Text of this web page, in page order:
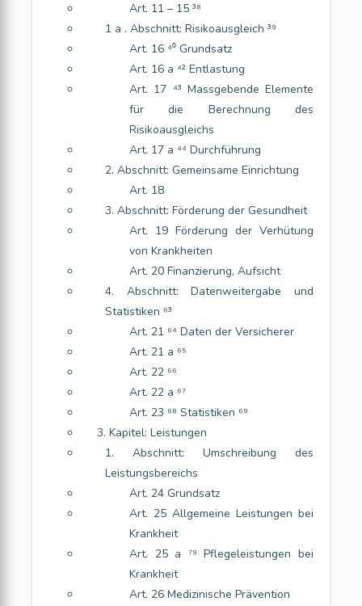
Art. 11 – 15 ³⁸
1 a . Abschnitt: Risikoausgleich ³⁹
Art. 16 ⁴⁰ Grundsatz
Art. 16 a ⁴² Entlastung
Art. 17 ⁴³ Massgebende Elemente
für die Berechnung des
Risikoausgleichs
Art. 17 a ⁴⁴ Durchführung
2. Abschnitt: Gemeinsame Einrichtung
Art. 18
3. Abschnitt: Förderung der Gesundheit
Art. 19 Förderung der Verhütung
von Krankheiten
Art. 20 Finanzierung, Aufsicht
4. Abschnitt: Datenweitergabe und
Statistiken ⁶³
Art. 21 ⁶⁴ Daten der Versicherer
Art. 21 a ⁶⁵
Art. 22 ⁶⁶
Art. 22 a ⁶⁷
Art. 23 ⁶⁸ Statistiken ⁶⁹
3. Kapitel: Leistungen
1. Abschnitt: Umschreibung des
Leistungsbereichs
Art. 24 Grundsatz
Art. 25 Allgemeine Leistungen bei
Krankheit
Art. 25 a ⁷⁹ Pflegeleistungen bei
Krankheit
Art. 26 Medizinische Prävention